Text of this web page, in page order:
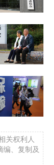
关权利人
、复制及